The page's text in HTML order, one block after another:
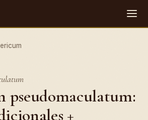
pseudomaculatum:
+